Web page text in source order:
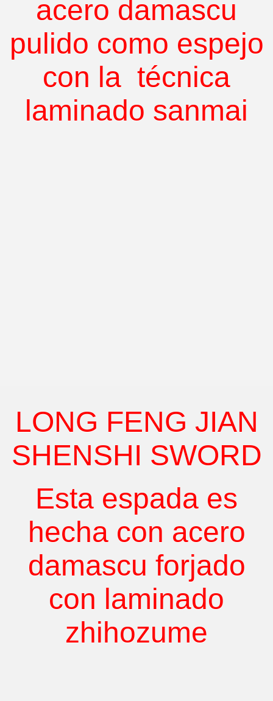
acero damascu
pulido como espejo
con la técnica
laminado sanmai
LONG FENG JIAN
SHENSHI SWORD
Esta espada es
hecha con acero
damascu forjado
con laminado
zhihozume